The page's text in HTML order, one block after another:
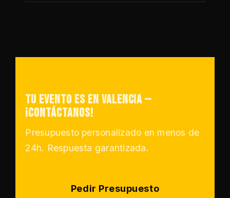
Tu evento es en Valencia —
¡Contáctanos!
Presupuesto personalizado en menos de
24h. Respuesta garantizada.
Pedir Presupuesto